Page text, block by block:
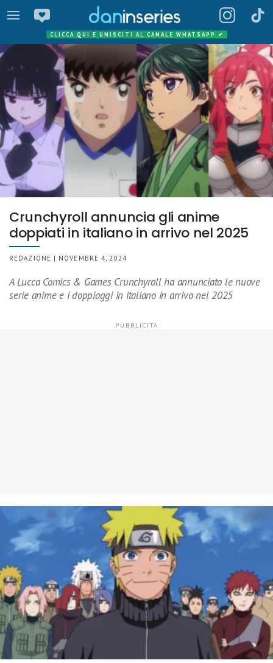
CLICCA QUI E UNISCITI AL CANALE WHATSAPP ✔
Crunchyroll annuncia gli anime
doppiati in italiano in arrivo nel 2025
REDAZIONE | NOVEMBRE 4, 2024
A Lucca Comics & Games Crunchyroll ha annunciato le nuove
serie anime e i doppiaggi in italiano in arrivo nel 2025